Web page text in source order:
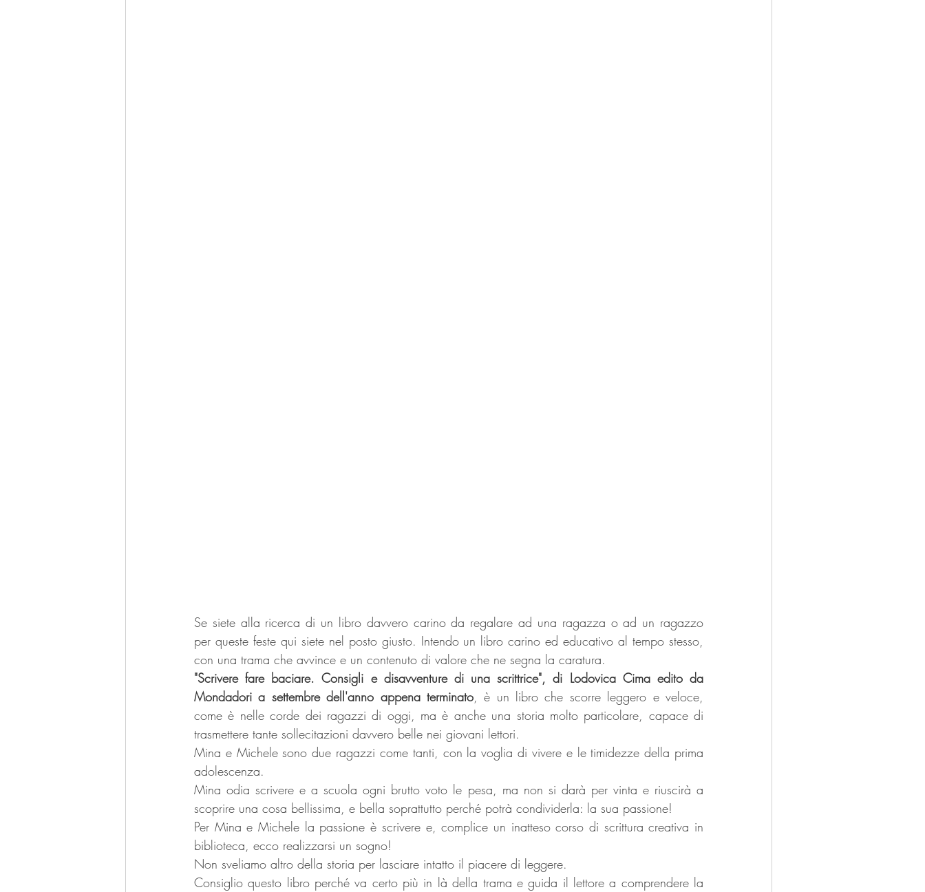
Se siete alla ricerca di un libro davvero carino da regalare ad una ragazza o ad un ragazzo
per queste feste qui siete nel posto giusto. Intendo un libro carino ed educativo al tempo stesso,
con una trama che avvince e un contenuto di valore che ne segna la caratura.
"Scrivere fare baciare. Consigli e disavventure di una scrittrice", di Lodovica Cima edito da
Mondadori a settembre dell'anno appena terminato, è un libro che scorre leggero e veloce,
come è nelle corde dei ragazzi di oggi, ma è anche una storia molto particolare, capace di
trasmettere tante sollecitazioni davvero belle nei giovani lettori.
Mina e Michele sono due ragazzi come tanti, con la voglia di vivere e le timidezze della prima
adolescenza.
Mina odia scrivere e a scuola ogni brutto voto le pesa, ma non si darà per vinta e riuscirà a
scoprire una cosa bellissima, e bella soprattutto perché potrà condividerla: la sua passione!
Per Mina e Michele la passione è scrivere e, complice un inatteso corso di scrittura creativa in
biblioteca, ecco realizzarsi un sogno!
Non sveliamo altro della storia per lasciare intatto il piacere di leggere.
Consiglio questo libro perché va certo più in là della trama e guida il lettore a comprendere la